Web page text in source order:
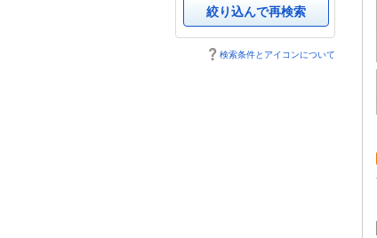
絞り込んで再検索
検索条件とアイコンについて